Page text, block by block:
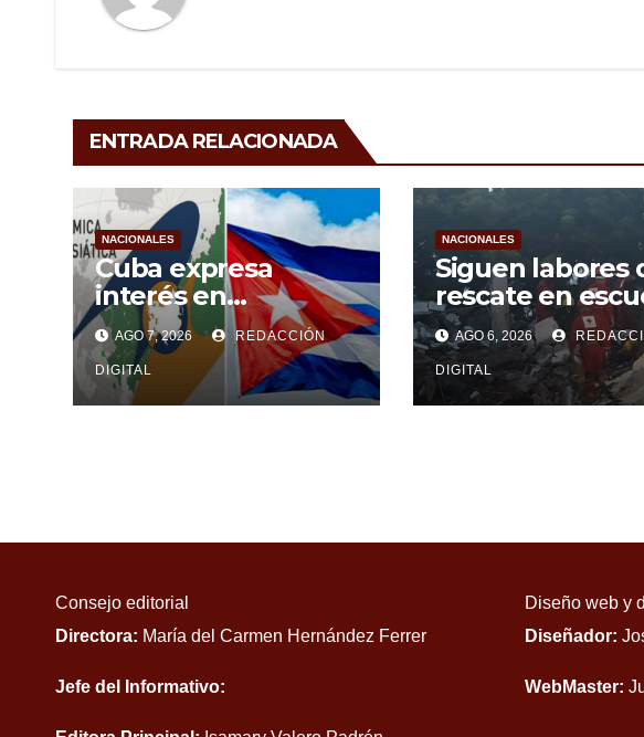
ENTRADA RELACIONADA
NACIONALES
Cuba expresa
interés en
contribuir a
fortalecer la UEE
AGO 7, 2026 REDACCIÓN
DIGITAL
NACIONALES
Siguen labores
rescate en
con desplome
parcial en Cuba
AGO 6, 2026
DIGITAL
Consejo editorial
Directora: María del Carmen Hernández Ferrer
Jefe del Informativo:
Diseño web y
Diseñador:
WebMaster: